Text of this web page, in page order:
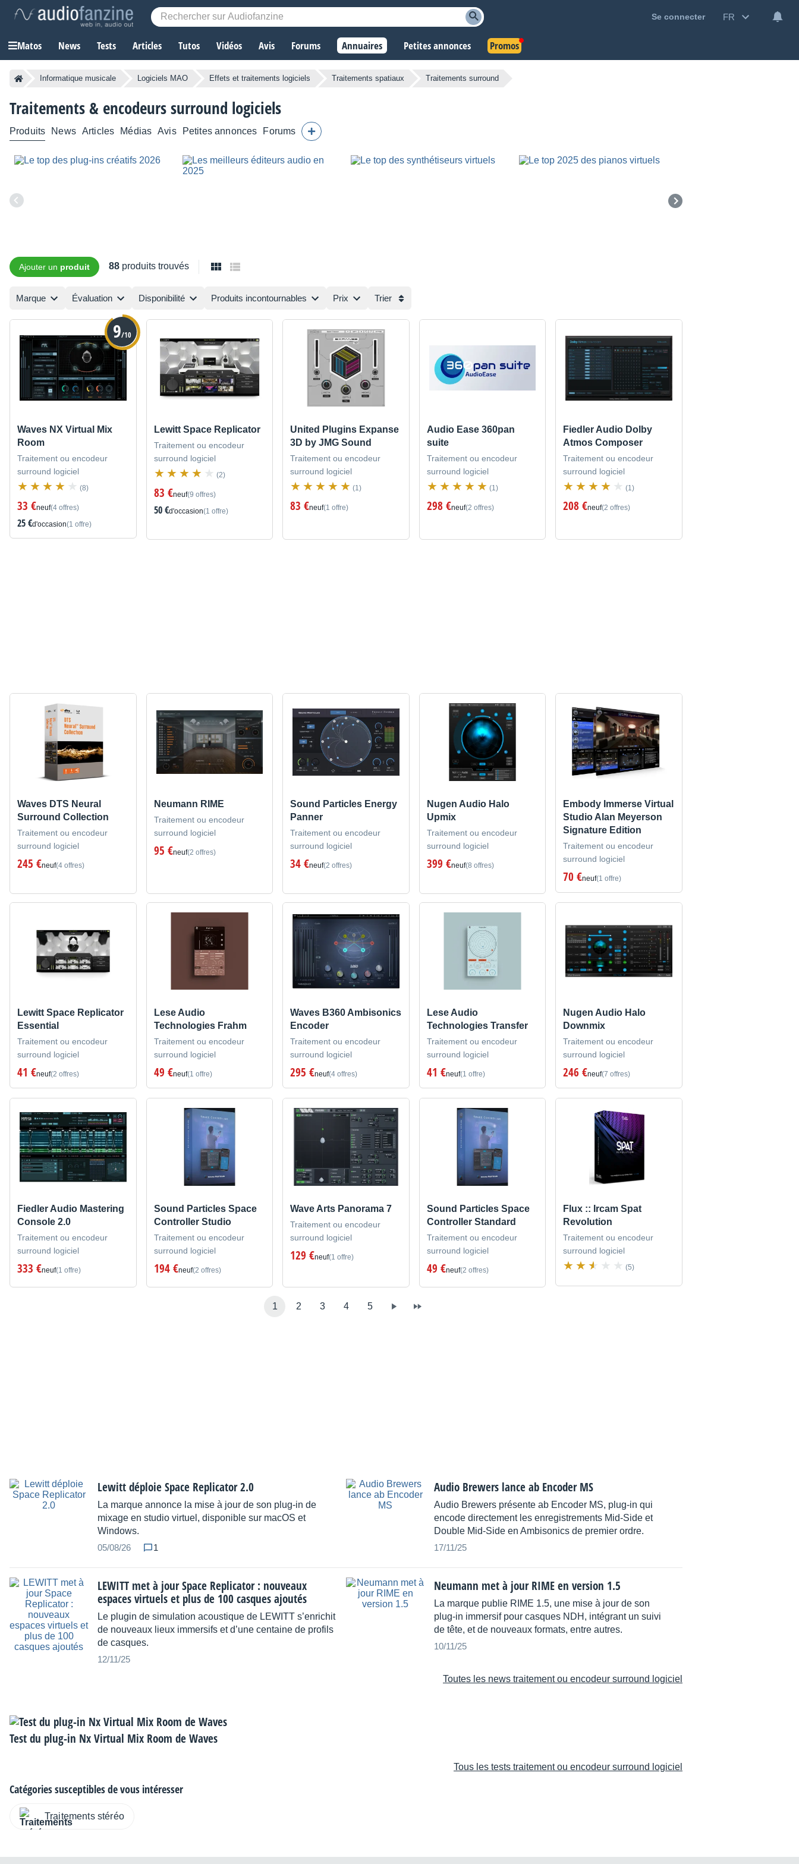
Se connecter FR
Matos News Tests Articles Tutos Vidéos Avis Forums Annuaires Petites annonces Promos
Informatique musicale Logiciels MAO Effets et traitements logiciels Traitements spatiaux Traitements surround
Traitements & encodeurs surround logiciels
Produits News Articles Médias Avis Petites annonces Forums
Ajouter un produit 88 produits trouvés
Marque Évaluation Disponibilité Produits incontournables Prix Trier
9/10
Waves NX Virtual Mix
Room
Traitement ou encodeur
surround logiciel
(8)
33 €neuf(4 offres)
25 €d'occasion(1 offre)
Lewitt Space Replicator
Traitement ou encodeur
surround logiciel
(2)
83 €neuf(9 offres)
50 €d'occasion(1 offre)
United Plugins Expanse
3D by JMG Sound
Traitement ou encodeur
surround logiciel
(1)
83 €neuf(1 offre)
Audio Ease 360pan
suite
Traitement ou encodeur
surround logiciel
(1)
298 €neuf(2 offres)
Fiedler Audio Dolby
Atmos Composer
Traitement ou encodeur
surround logiciel
(1)
208 €neuf(2 offres)
Waves DTS Neural
Surround Collection
Traitement ou encodeur
surround logiciel
245 €neuf(4 offres)
Neumann RIME
Traitement ou encodeur
surround logiciel
95 €neuf(2 offres)
Sound Particles Energy
Panner
Traitement ou encodeur
surround logiciel
34 €neuf(2 offres)
Nugen Audio Halo
Upmix
Traitement ou encodeur
surround logiciel
399 €neuf(8 offres)
Embody Immerse Virtual
Studio Alan Meyerson
Signature Edition
Traitement ou encodeur
surround logiciel
70 €neuf(1 offre)
Lewitt Space Replicator
Essential
Traitement ou encodeur
surround logiciel
41 €neuf(2 offres)
Lese Audio
Technologies Frahm
Traitement ou encodeur
surround logiciel
49 €neuf(1 offre)
Waves B360 Ambisonics
Encoder
Traitement ou encodeur
surround logiciel
295 €neuf(4 offres)
Lese Audio
Technologies Transfer
Traitement ou encodeur
surround logiciel
41 €neuf(1 offre)
Nugen Audio Halo
Downmix
Traitement ou encodeur
surround logiciel
246 €neuf(7 offres)
Fiedler Audio Mastering
Console 2.0
Traitement ou encodeur
surround logiciel
333 €neuf(1 offre)
Sound Particles Space
Controller Studio
Traitement ou encodeur
surround logiciel
194 €neuf(2 offres)
Wave Arts Panorama 7
Traitement ou encodeur
surround logiciel
129 €neuf(1 offre)
Sound Particles Space
Controller Standard
Traitement ou encodeur
surround logiciel
49 €neuf(2 offres)
Flux :: Ircam Spat
Revolution
Traitement ou encodeur
surround logiciel
(5)
1 2 3 4 5
Lewitt déploie Space Replicator 2.0
La marque annonce la mise à jour de son plug-in de
mixage en studio virtuel, disponible sur macOS et
Windows.
05/08/26
1
Audio Brewers lance ab Encoder MS
Audio Brewers présente ab Encoder MS, plug-in qui
encode directement les enregistrements Mid-Side et
Double Mid-Side en Ambisonics de premier ordre.
17/11/25
LEWITT met à jour Space Replicator : nouveaux
espaces virtuels et plus de 100 casques ajoutés
Le plugin de simulation acoustique de LEWITT s’enrichit
de nouveaux lieux immersifs et d’une centaine de profils
de casques.
12/11/25
Neumann met à jour RIME en version 1.5
La marque publie RIME 1.5, une mise à jour de son
plug-in immersif pour casques NDH, intégrant un suivi
de tête, et de nouveaux formats, entre autres.
10/11/25
Toutes les news traitement ou encodeur surround logiciel
Test du plug-in Nx Virtual Mix Room de Waves
Tous les tests traitement ou encodeur surround logiciel
Catégories susceptibles de vous intéresser
Traitements stéréo